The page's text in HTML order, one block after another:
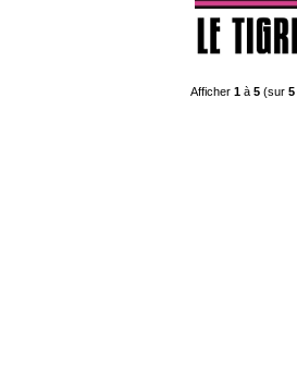
Afficher 1 à 5 (sur 5